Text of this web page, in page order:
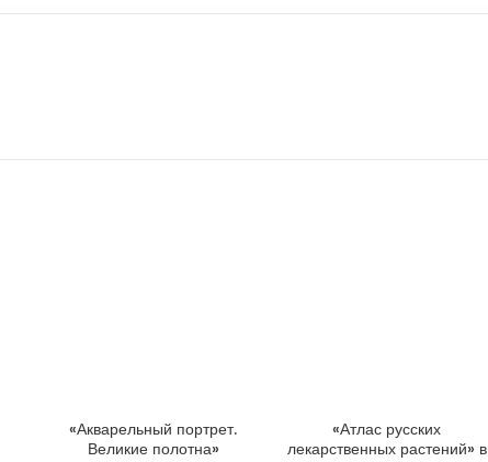
ДОБАВИТЬ В КОРЗИНУ
«Акварельный портрет.
Великие полотна»
ДОБАВИТЬ В КОРЗИНУ
«Атлас русских
лекарственных растений» в